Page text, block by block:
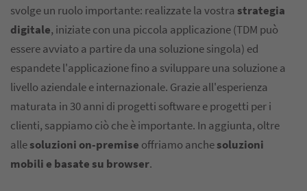
svolge un ruolo importante: realizzate la vostra strategia
digitale, iniziate con una piccola applicazione (TDM può
essere avviato a partire da una soluzione singola) ed
espandete l'applicazione fino a sviluppare una soluzione a
livello aziendale e internazionale. Grazie all'esperienza
maturata in 30 anni di progetti software e progetti per i
clienti, sappiamo ciò che è importante. In aggiunta, oltre
allesoluzioni on-premise offriamo anchesoluzioni
mobili e basate su browser.